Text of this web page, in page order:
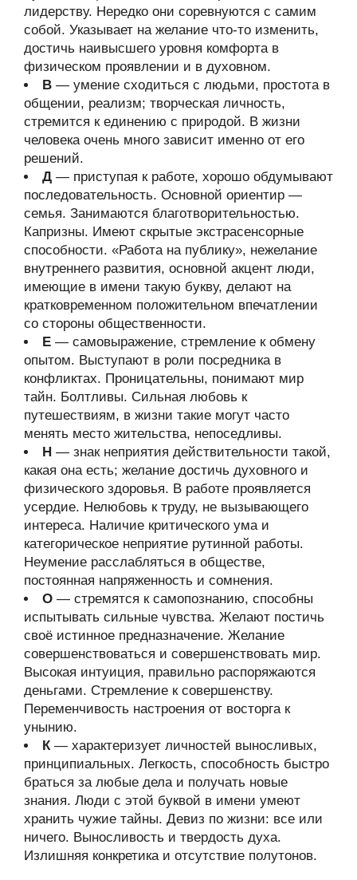
лидерству. Нередко они соревнуются с самим
собой. Указывает на желание что-то изменить,
достичь наивысшего уровня комфорта в
физическом проявлении и в духовном.
В — умение сходиться с людьми, простота в
общении, реализм; творческая личность,
стремится к единению с природой. В жизни
человека очень много зависит именно от его
решений.
Д — приступая к работе, хорошо обдумывают
последовательность. Основной ориентир —
семья. Занимаются благотворительностью.
Капризны. Имеют скрытые экстрасенсорные
способности. «Работа на публику», нежелание
внутреннего развития, основной акцент люди,
имеющие в имени такую букву, делают на
кратковременном положительном впечатлении
со стороны общественности.
Е — самовыражение, стремление к обмену
опытом. Выступают в роли посредника в
конфликтах. Проницательны, понимают мир
тайн. Болтливы. Сильная любовь к
путешествиям, в жизни такие могут часто
менять место жительства, непоседливы.
Н — знак неприятия действительности такой,
какая она есть; желание достичь духовного и
физического здоровья. В работе проявляется
усердие. Нелюбовь к труду, не вызывающего
интереса. Наличие критического ума и
категорическое неприятие рутинной работы.
Неумение расслабляться в обществе,
постоянная напряженность и сомнения.
О — стремятся к самопознанию, способны
испытывать сильные чувства. Желают постичь
своё истинное предназначение. Желание
совершенствоваться и совершенствовать мир.
Высокая интуиция, правильно распоряжаются
деньгами. Стремление к совершенству.
Переменчивость настроения от восторга к
унынию.
К— характеризует личностей выносливых,
принципиальных. Легкость, способность быстро
браться за любые дела и получать новые
знания. Люди с этой буквой в имени умеют
хранить чужие тайны. Девиз по жизни: все или
ничего. Выносливость и твердость духа.
Излишняя конкретика и отсутствие полутонов.